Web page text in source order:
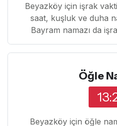
Beyazköy için işrak
saat, kuşluk ve duha
Bayram namazı da
Öğle
Beyazköy için öğle